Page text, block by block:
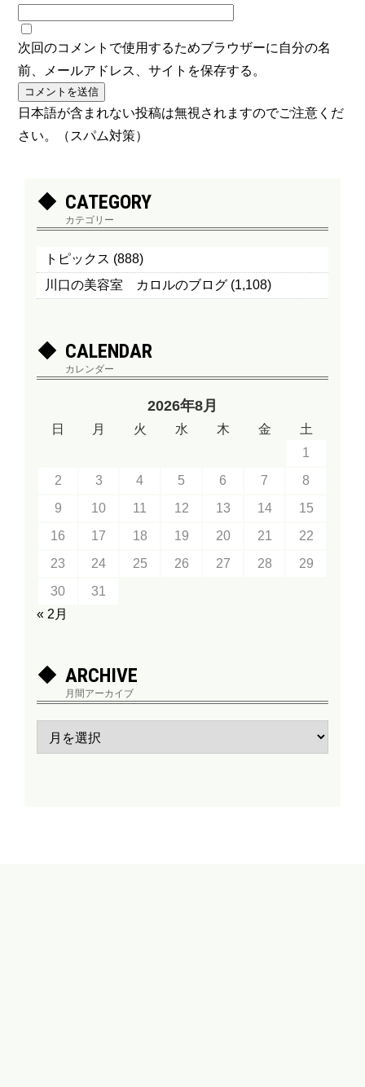
次回のコメントで使用するためブラウザーに自分の名
前、メールアドレス、サイトを保存する。
日本語が含まれない投稿は無視されますのでご注意くだ
さい。（スパム対策）
CATEGORY
カテゴリー
トピックス (888)
川口の美容室 カロルのブログ (1,108)
CALENDAR
カレンダー
2026年8月
日 月 火 水 木 金
土
1
2
3 4 5 6 7
8
9
10 11 12 13 14
15
16
17 18 19 20 21
22
23
24 25 26 27 28
29
30
31
« 2月
ARCHIVE
月間アーカイブ